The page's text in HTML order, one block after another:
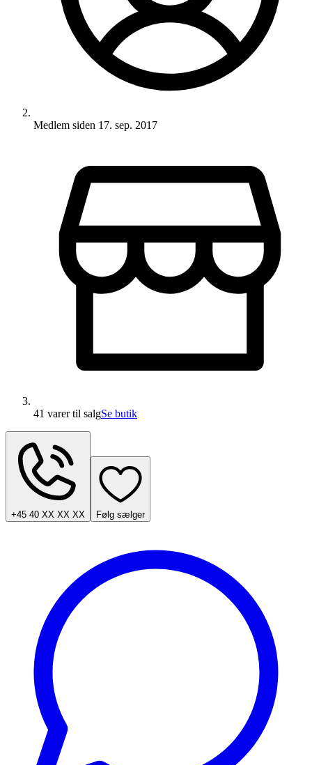
Medlem siden 17. sep. 2017
41 varertil salgSe butik
+45 40 XX XX XX Følg sælger